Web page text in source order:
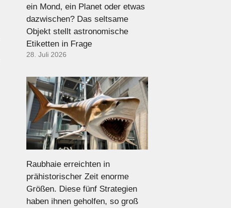
ein Mond, ein Planet oder etwas
dazwischen? Das seltsame
Objekt stellt astronomische
Etiketten in Frage
28. Juli 2026
Raubhaie erreichten in
prähistorischer Zeit enorme
Größen. Diese fünf Strategien
haben ihnen geholfen, so groß